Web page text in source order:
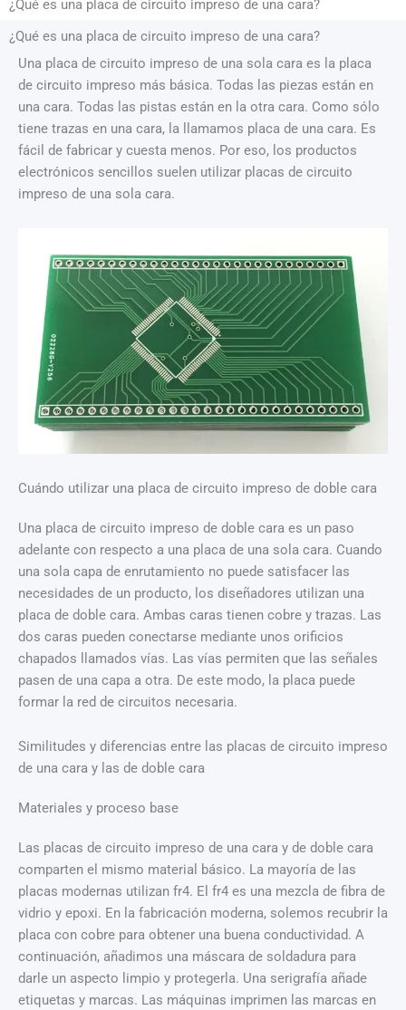
¿Qué es una placa de circuito impreso de una cara?
¿Qué es una placa de circuito impreso de una cara?
Una placa de circuito impreso de una sola cara es la placa
de circuito impreso más básica. Todas las piezas están en
una cara. Todas las pistas están en la otra cara. Como sólo
tiene trazas en una cara, la llamamos placa de una cara. Es
fácil de fabricar y cuesta menos. Por eso, los productos
electrónicos sencillos suelen utilizar placas de circuito
impreso de una sola cara.
Cuándo utilizar una placa de circuito impreso de doble cara
Una placa de circuito impreso de doble cara es un paso
adelante con respecto a una placa de una sola cara. Cuando
una sola capa de enrutamiento no puede satisfacer las
necesidades de un producto, los diseñadores utilizan una
placa de doble cara. Ambas caras tienen cobre y trazas. Las
dos caras pueden conectarse mediante unos orificios
chapados llamados vías. Las vías permiten que las señales
pasen de una capa a otra. De este modo, la placa puede
formar la red de circuitos necesaria.
Similitudes y diferencias entre las placas de circuito impreso
de una cara y las de doble cara
Materiales y proceso base
Las placas de circuito impreso de una cara y de doble cara
comparten el mismo material básico. La mayoría de las
placas modernas utilizan fr4. El fr4 es una mezcla de fibra de
vidrio y epoxi. En la fabricación moderna, solemos recubrir la
placa con cobre para obtener una buena conductividad. A
continuación, añadimos una máscara de soldadura para
darle un aspecto limpio y protegerla. Una serigrafía añade
etiquetas y marcas. Las máquinas imprimen las marcas en